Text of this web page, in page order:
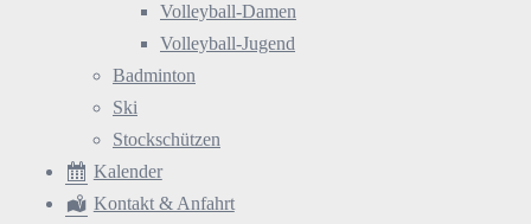
Volleyball-Damen
Volleyball-Jugend
Badminton
Ski
Stockschützen
Kalender
Kontakt & Anfahrt